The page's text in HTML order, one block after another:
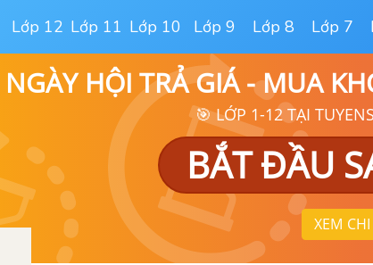
Lớp 12 Lớp 11 Lớp 10 Lớp 9 Lớp 8 Lớp 7
HỘI TRẢ GIÁ - MUA
🎯 LỚP 1-12 TẠI
BẮT ĐẦU
XEM
CHƯƠNG 2: PHẢN ỨNG HÓA HỌC